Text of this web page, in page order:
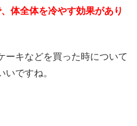
体全体を冷やす効果があり
ーキなどを買った時について
いですね。